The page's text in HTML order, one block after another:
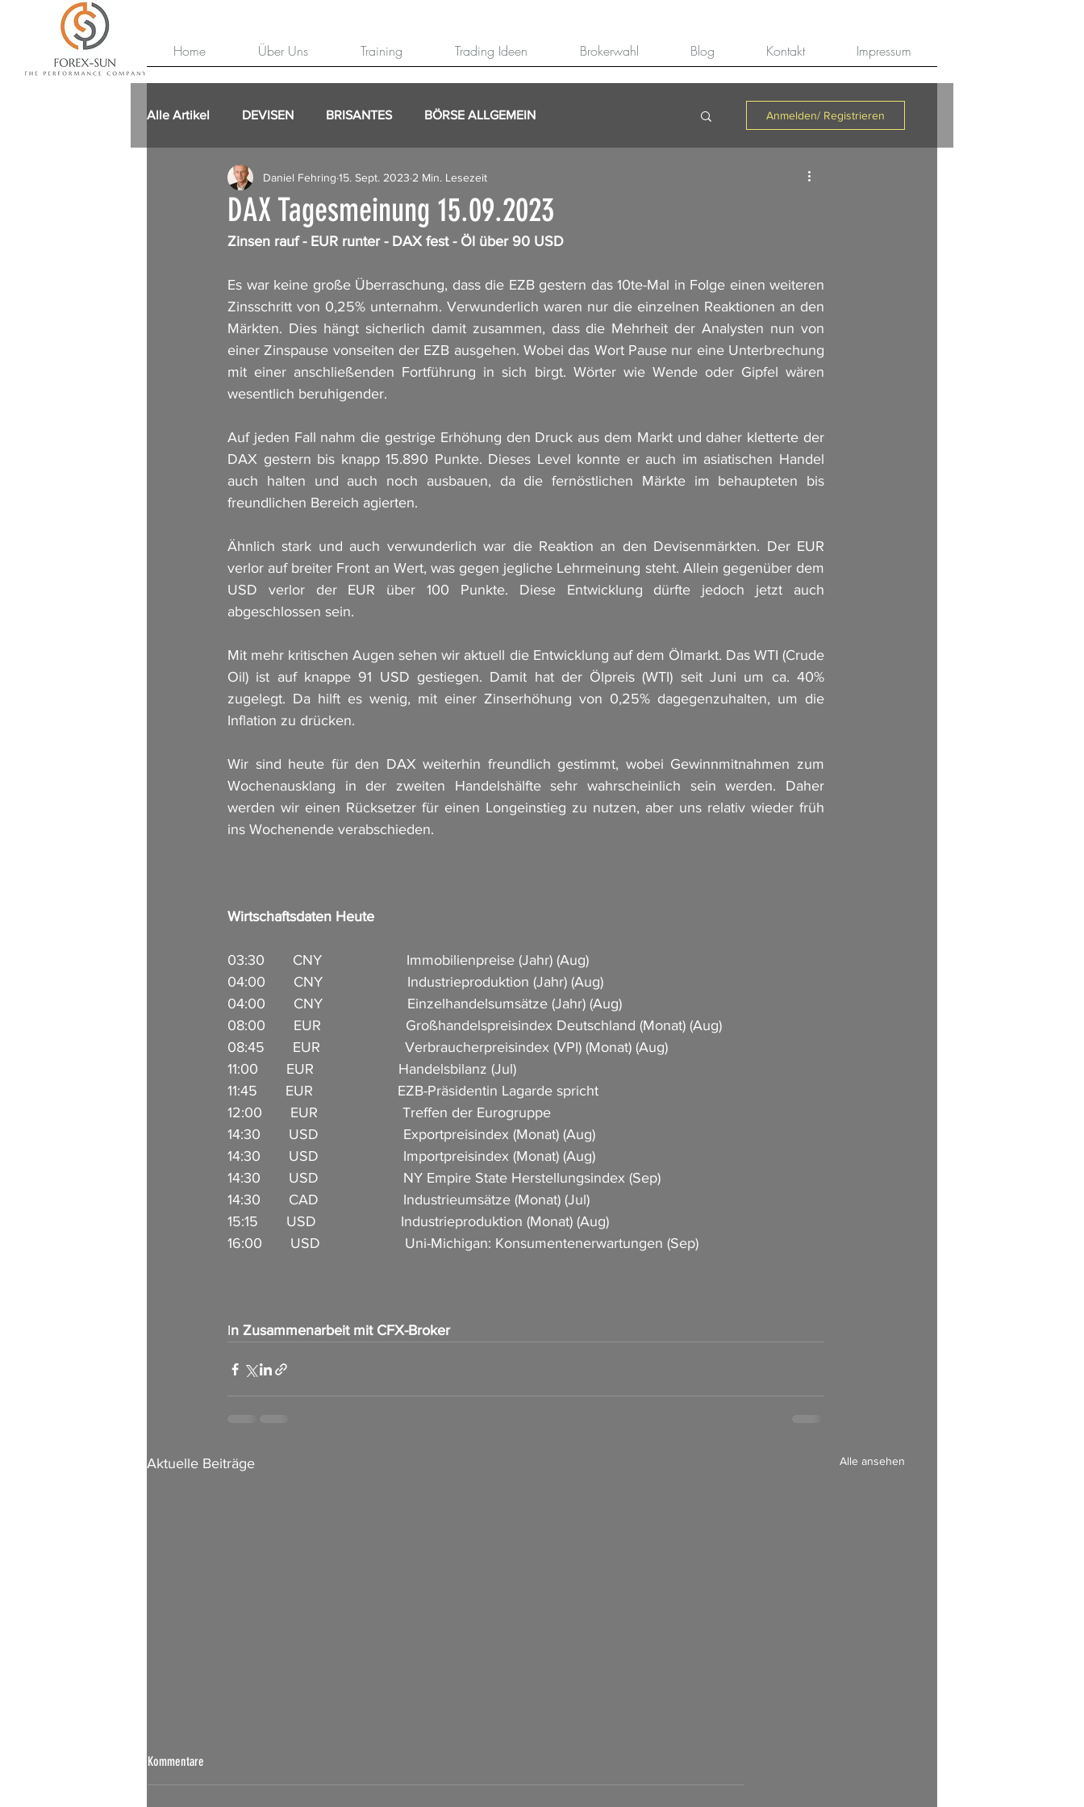
Home Über Uns Training Trading Ideen Brokerwahl Blog Kontakt Impressum
Alle Artikel DEVISEN BRISANTES BÖRSE ALLGEMEIN Anmelden/ Registrieren
DAX Tagesmeinung 15.09.2023
Daniel Fehring 15. Sept. 2023 2 Min. Lesezeit
Zinsen rauf - EUR runter - DAX fest - Öl über 90 USD
Es war keine große Überraschung, dass die EZB gestern das 10te-Mal in Folge einen weiteren
Zinsschritt von 0,25% unternahm. Verwunderlich waren nur die einzelnen Reaktionen an den
Märkten. Dies hängt sicherlich damit zusammen, dass die Mehrheit der Analysten nun von
einer Zinspause vonseiten der EZB ausgehen. Wobei das Wort Pause nur eine Unterbrechung
mit einer anschließenden Fortführung in sich birgt. Wörter wie Wende oder Gipfel wären
wesentlich beruhigender.
Auf jeden Fall nahm die gestrige Erhöhung den Druck aus dem Markt und daher kletterte der
DAX gestern bis knapp 15.890 Punkte. Dieses Level konnte er auch im asiatischen Handel
auch halten und auch noch ausbauen, da die fernöstlichen Märkte im behaupteten bis
freundlichen Bereich agierten.
Ähnlich stark und auch verwunderlich war die Reaktion an den Devisenmärkten. Der EUR
verlor auf breiter Front an Wert, was gegen jegliche Lehrmeinung steht. Allein gegenüber dem
USD verlor der EUR über 100 Punkte. Diese Entwicklung dürfte jedoch jetzt auch
abgeschlossen sein.
Mit mehr kritischen Augen sehen wir aktuell die Entwicklung auf dem Ölmarkt. Das WTI (Crude
Oil) ist auf knappe 91 USD gestiegen. Damit hat der Ölpreis (WTI) seit Juni um ca. 40%
zugelegt. Da hilft es wenig, mit einer Zinserhöhung von 0,25% dagegenzuhalten, um die
Inflation zu drücken.
Wir sind heute für den DAX weiterhin freundlich gestimmt, wobei Gewinnmitnahmen zum
Wochenausklang in der zweiten Handelshälfte sehr wahrscheinlich sein werden. Daher
werden wir einen Rücksetzer für einen Longeinstieg zu nutzen, aber uns relativ wieder früh
ins Wochenende verabschieden.
Wirtschaftsdaten Heute
03:30       CNY                     Immobilienpreise (Jahr) (Aug)
04:00       CNY                     Industrieproduktion (Jahr) (Aug)
04:00       CNY                     Einzelhandelsumsätze (Jahr) (Aug)
08:00       EUR                     Großhandelspreisindex Deutschland (Monat) (Aug)
08:45       EUR                     Verbraucherpreisindex (VPI) (Monat) (Aug)
11:00       EUR                     Handelsbilanz (Jul)
11:45       EUR                     EZB-Präsidentin Lagarde spricht
12:00       EUR                     Treffen der Eurogruppe
14:30       USD                     Exportpreisindex (Monat) (Aug)
14:30       USD                     Importpreisindex (Monat) (Aug)
14:30       USD                     NY Empire State Herstellungsindex (Sep)
14:30       CAD                     Industrieumsätze (Monat) (Jul)
15:15       USD                     Industrieproduktion (Monat) (Aug)
16:00       USD                     Uni-Michigan: Konsumentenerwartungen (Sep)
In Zusammenarbeit mit CFX-Broker
Aktuelle Beiträge Alle ansehen
Börsen Radar 07.08.2026
Kommentare